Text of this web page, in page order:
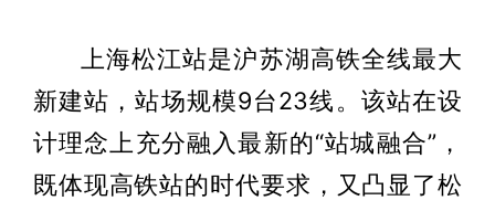
上海松江站是沪苏湖高铁全线最大
新建站，站场规模9台23线。该站在设
计理念上充分融入最新的“站城融合”，
既体现高铁站的时代要求，又凸显了松